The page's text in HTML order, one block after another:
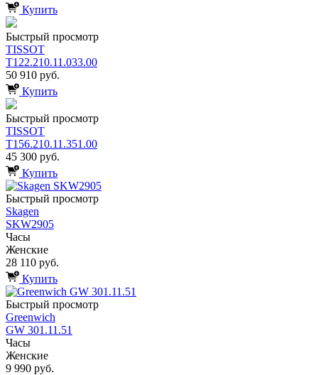
Купить
Быстрый просмотр
TISSOT
T122.210.11.033.00
50 910 руб.
Купить
Быстрый просмотр
TISSOT
T156.210.11.351.00
45 300 руб.
Купить
Быстрый просмотр
Skagen
SKW2905
Часы
Женские
28 110 руб.
Купить
Быстрый просмотр
Greenwich
GW 301.11.51
Часы
Женские
9 990 руб.